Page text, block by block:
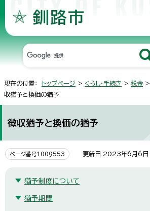
現在の位置： トップページ > くらし・手続き > 税金>
収猶予と換価の猶予
徴収猶予と換価の猶予
ページ番号1009553 更新日 2023年6月6日
猶予制度について
猶予期間